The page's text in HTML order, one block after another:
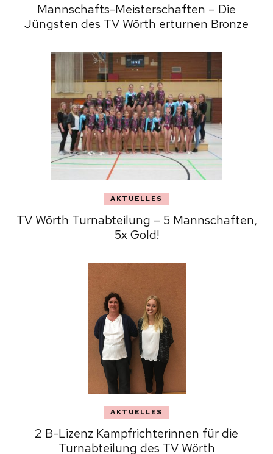
Mannschafts-Meisterschaften – Die
Jüngsten des TV Wörth erturnen Bronze
AKTUELLES
TV Wörth Turnabteilung – 5 Mannschaften,
5x Gold!
AKTUELLES
2 B-Lizenz Kampfrichterinnen für die
Turnabteilung des TV Wörth